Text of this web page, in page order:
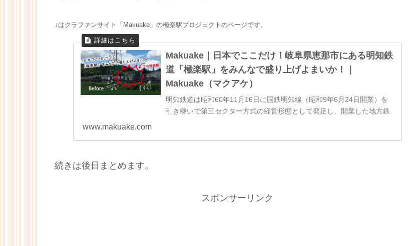
↓はクラファンサイト「Makuake」の極楽駅プロジェクトのページです。
Makuake｜日本でここだけ！岐阜県恵那市にある明知鉄
道「極楽駅」をみんなで盛り上げよまいか！｜
Makuake（マクアケ）
明知鉄道は昭和60年11月16日に国鉄明知線（昭和9年6月24日開業）を
引き継いで第三セクター方式の経営形態として発足し、開業した地方鉄
www.makuake.com
続きは後日まとめます。
スポンサーリンク